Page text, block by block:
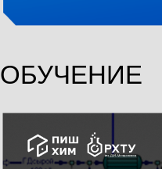
ОБУЧЕНИЕ